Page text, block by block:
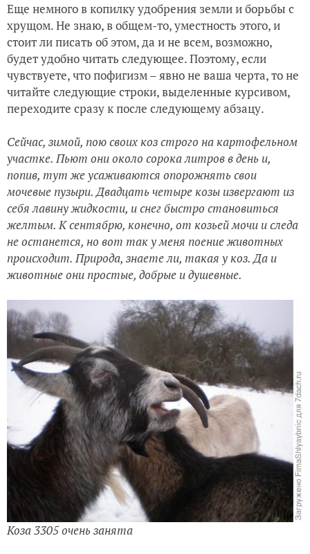
Еще немного в копилку удобрения земли и борьбы с
хрущом. Не знаю, в общем-то, уместность этого, и
стоит ли писать об этом, да и не всем, возможно,
будет удобно читать следующее. Поэтому, если
чувствуете, что пофигизм – явно не ваша черта, то не
читайте следующие строки, выделенные курсивом,
переходите сразу к после следующему абзацу.
Сейчас, зимой, пою своих коз строго на картофельном
участке. Пьют они около сорока литров в день и,
попив, тут же усаживаются опорожнять свои
мочевые пузыри. Двадцать четыре козы извергают из
себя лавину жидкости, и снег быстро становиться
желтым. К сентябрю, конечно, от козьей мочи и следа
не останется, но вот так у меня поение животных
происходит. Природа, знаете ли, такая у коз. Да и
животные они простые, добрые и душевные.
Коза 3305 очень занята